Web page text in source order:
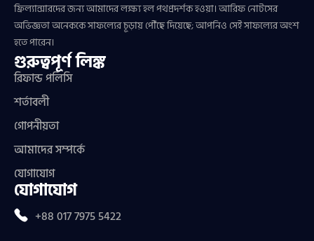
ফ্রিল্যান্সারদের জন্য আমাদের লক্ষ্য হল পথপ্রদর্শক হওয়া। আরিফ নোটসের
অভিজ্ঞতা অনেককে সাফল্যের চূড়ায় পৌঁছে দিয়েছে; আপনিও সেই সাফল্যের অংশ
হতে পারেন।
গুরুত্বপূর্ণ লিঙ্ক
রিফান্ড পলিসি
শর্তাবলী
গোপনীয়তা
আমাদের সম্পর্কে
যোগাযোগ
যোগাযোগ
+88 017 7975 5422